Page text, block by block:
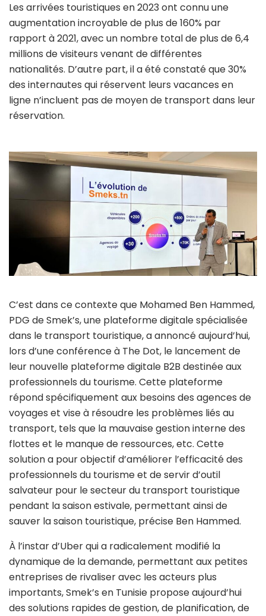
Les arrivées touristiques en 2023 ont connu une
augmentation incroyable de plus de 160% par
rapport à 2021, avec un nombre total de plus de 6,4
millions de visiteurs venant de différentes
nationalités. D’autre part, il a été constaté que 30%
des internautes qui réservent leurs vacances en
ligne n’incluent pas de moyen de transport dans leur
réservation.
C’est dans ce contexte que Mohamed Ben Hammed,
PDG de Smek’s, une plateforme digitale spécialisée
dans le transport touristique, a annoncé aujourd’hui,
lors d’une conférence à The Dot, le lancement de
leur nouvelle plateforme digitale B2B destinée aux
professionnels du tourisme. Cette plateforme
répond spécifiquement aux besoins des agences de
voyages et vise à résoudre les problèmes liés au
transport, tels que la mauvaise gestion interne des
flottes et le manque de ressources, etc. Cette
solution a pour objectif d’améliorer l’efficacité des
professionnels du tourisme et de servir d’outil
salvateur pour le secteur du transport touristique
pendant la saison estivale, permettant ainsi de
sauver la saison touristique, précise Ben Hammed.
À l’instar d’Uber qui a radicalement modifié la
dynamique de la demande, permettant aux petites
entreprises de rivaliser avec les acteurs plus
importants, Smek’s en Tunisie propose aujourd’hui
des solutions rapides de gestion, de planification, de